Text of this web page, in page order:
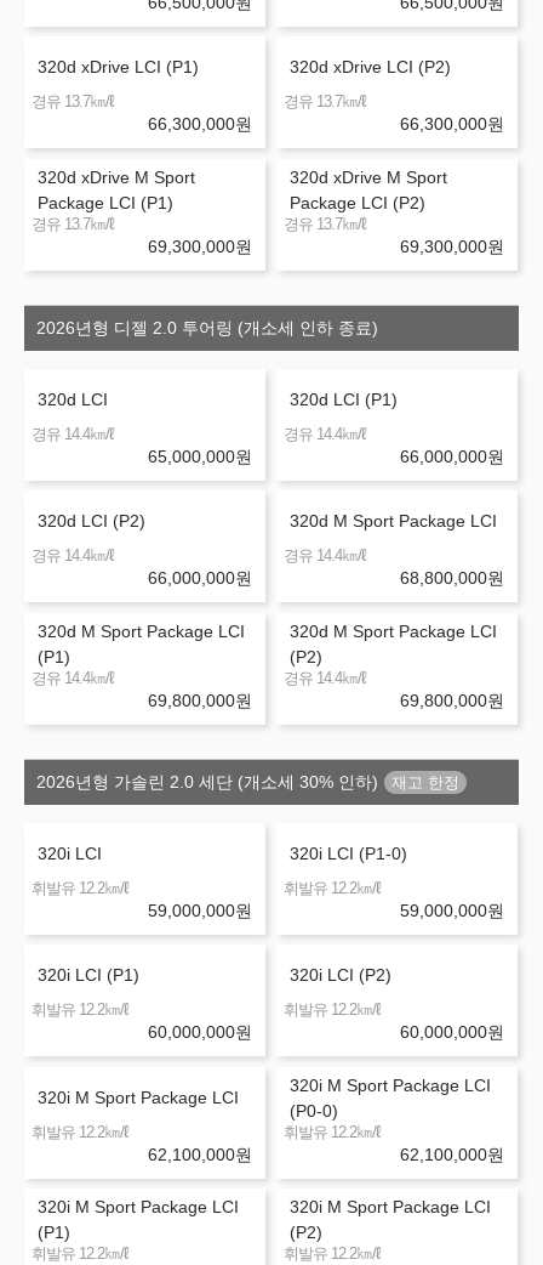
320d xDrive LCI (P1)
경유 13.7㎞/ℓ
66,300,000원
320d xDrive LCI (P2)
경유 13.7㎞/ℓ
66,300,000원
320d xDrive M Sport
Package LCI (P1)
경유 13.7㎞/ℓ
69,300,000원
320d xDrive M Sport
Package LCI (P2)
경유 13.7㎞/ℓ
69,300,000원
2026년형 디젤 2.0 투어링 (개소세 인하 종료)
320d LCI
경유 14.4㎞/ℓ
65,000,000원
320d LCI (P1)
경유 14.4㎞/ℓ
66,000,000원
320d LCI (P2)
경유 14.4㎞/ℓ
66,000,000원
320d M Sport Package LCI
경유 14.4㎞/ℓ
68,800,000원
320d M Sport Package LCI
(P1)
경유 14.4㎞/ℓ
69,800,000원
320d M Sport Package LCI
(P2)
경유 14.4㎞/ℓ
69,800,000원
2026년형 가솔린 2.0 세단 (개소세 30% 인하)
320i LCI
휘발유 12.2㎞/ℓ
59,000,000원
320i LCI (P1-0)
휘발유 12.2㎞/ℓ
59,000,000원
320i LCI (P1)
휘발유 12.2㎞/ℓ
60,000,000원
320i LCI (P2)
휘발유 12.2㎞/ℓ
60,000,000원
320i M Sport Package LCI
휘발유 12.2㎞/ℓ
62,100,000원
320i M Sport Package LCI
(P0-0)
휘발유 12.2㎞/ℓ
62,100,000원
320i M Sport Package LCI
(P1)
휘발유 12.2㎞/ℓ
320i M Sport Package LCI
(P2)
휘발유 12.2㎞/ℓ